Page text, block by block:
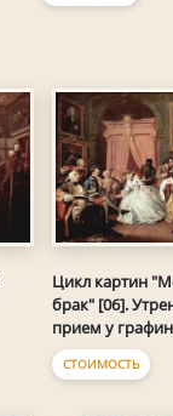
Цикл картин
брак" [06].
прием у
СТОИМОСТЬ